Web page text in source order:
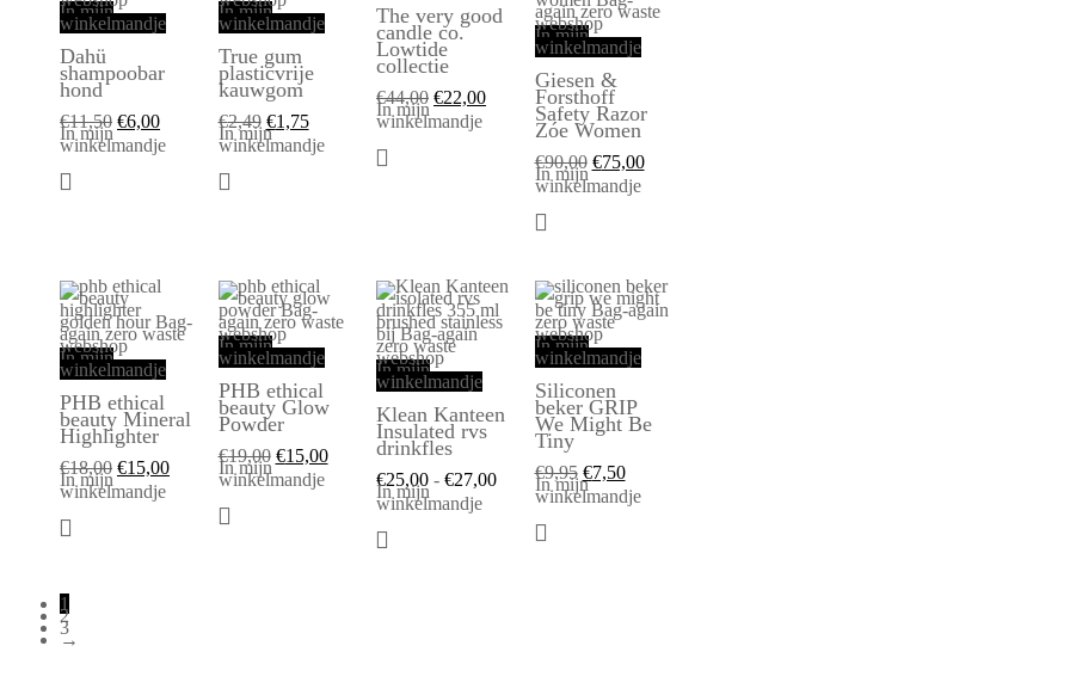
In mijn
winkelmandje
Dahü
shampoobar
hond
€11,50 €6,00
In mijn
winkelmandje
In mijn
winkelmandje
True gum
plasticvrije
kauwgom
€2,49 €1,75
In mijn
winkelmandje
The very good
candle co.
Lowtide
collectie
€44,00 €22,00
In mijn
winkelmandje
In mijn
winkelmandje
Giesen &
Forsthoff
Safety Razor
Zóe Women
€90,00 €75,00
In mijn
winkelmandje
In mijn
winkelmandje
PHB ethical
beauty Mineral
Highlighter
€18,00 €15,00
In mijn
winkelmandje
In mijn
winkelmandje
PHB ethical
beauty Glow
Powder
€19,00 €15,00
In mijn
winkelmandje
In mijn
winkelmandje
Klean Kanteen
Insulated rvs
drinkfles
€25,00 - €27,00
In mijn
winkelmandje
In mijn
winkelmandje
Siliconen
beker GRIP
We Might Be
Tiny
€9,95 €7,50
In mijn
winkelmandje
1
2
3
→